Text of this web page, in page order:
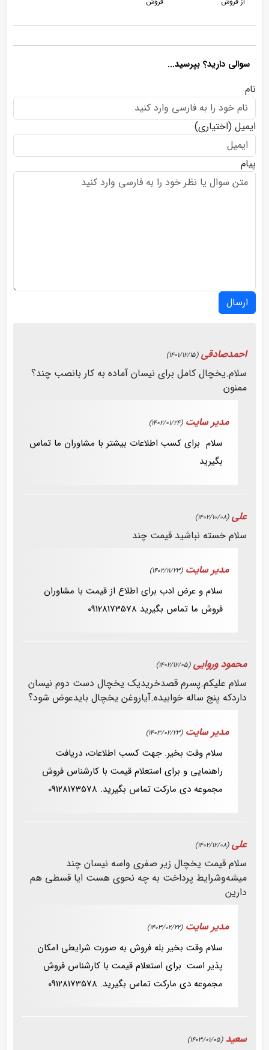
سوالی دارید؟ بپرسید...
نام
ایمیل (اختیاری)
پیام
ارسال
احمدصادقی (1401/12/15)
سلام.یخچال کامل برای نیسان آماده به کار بانصب چند؟
ممنون
مدیر سایت (1402/01/24)
سلام برای کسب اطلاعات بیشتر با مشاوران ما تماس
بگیرید
علی (1402/10/08)
سلام خسته نباشید قیمت چند
مدیر سایت (1402/11/23)
سلام و عرض ادب برای اطلاع از قیمت با مشاوران
فروش ما تماس بگیرید 09128173578
محمود وروایی (1402/12/05)
سلام علیکم.پسرم قصدخریدیک یخچال دست دوم نیسان
داردکه پنج ساله خوابیده.آیاروغن یخچال بایدعوض شود؟
مدیر سایت (1403/02/23)
سلام وقت بخیر. جهت کسب اطلاعات، دریافت
راهنمایی و برای استعلام قیمت با کارشناس فروش
مجموعه دی مارکت تماس بگیرید. 09128173578
علی (1402/12/08)
سلام قیمت یخچال زیر صفری واسه نیسان چند
میشه‌وشرایط پرداخت به چه نحوی هست ایا قسطی هم
دارین
مدیر سایت (1403/02/22)
سلام وقت بخیر بله فروش به صورت شرایطی امکان
پذیر است. برای استعلام قیمت با کارشناس فروش
مجموعه دی مارکت تماس بگیرید. 09128173578
سعید (1403/01/05)